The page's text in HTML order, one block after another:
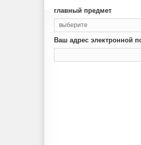
главный предмет
выберите
Ваш адрес электронной